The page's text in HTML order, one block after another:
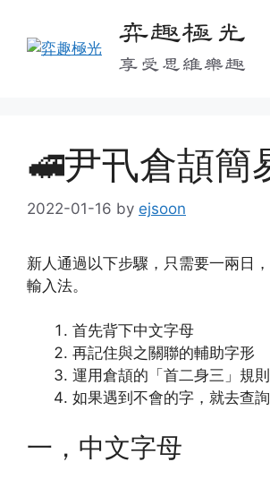
content
弈趣極光
享受思維樂趣
🚅尹卂倉頡簡
2022-01-16 by ejsoon
新人通過以下步驟，只需要一兩日
輸入法。
首先背下中文字母
再記住與之關聯的輔助字形
運用倉頡的「首二身三」規
如果遇到不會的字，就去查詢
一，中文字母